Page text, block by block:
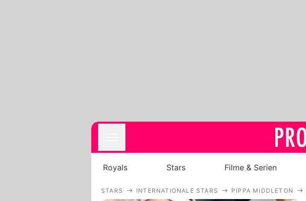
Royals Stars Filme & Serien
STARS INTERNATIONALE STARS PIPPA MIDDLETON